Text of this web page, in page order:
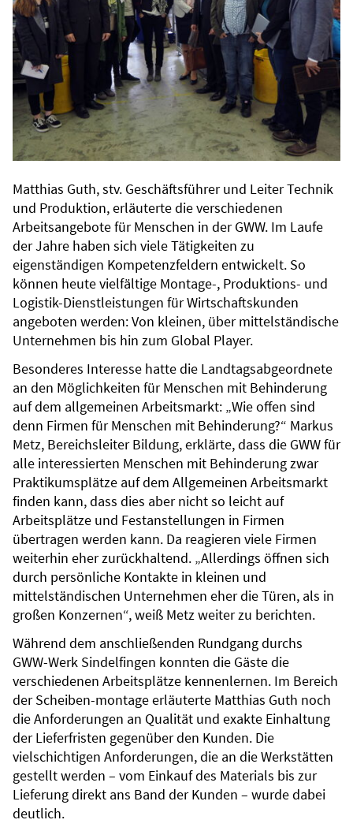
Matthias Guth, stv. Geschäftsführer und Leiter Technik
und Produktion, erläuterte die verschiedenen
Arbeitsangebote für Menschen in der GWW. Im Laufe
der Jahre haben sich viele Tätigkeiten zu
eigenständigen Kompetenzfeldern entwickelt. So
können heute vielfältige Montage-, Produktions- und
Logistik-Dienstleistungen für Wirtschaftskunden
angeboten werden: Von kleinen, über mittelständische
Unternehmen bis hin zum Global Player.
Besonderes Interesse hatte die Landtagsabgeordnete
an den Möglichkeiten für Menschen mit Behinderung
auf dem allgemeinen Arbeitsmarkt: „Wie offen sind
denn Firmen für Menschen mit Behinderung?“ Markus
Metz, Bereichsleiter Bildung, erklärte, dass die GWW für
alle interessierten Menschen mit Behinderung zwar
Praktikumsplätze auf dem Allgemeinen Arbeitsmarkt
finden kann, dass dies aber nicht so leicht auf
Arbeitsplätze und Festanstellungen in Firmen
übertragen werden kann. Da reagieren viele Firmen
weiterhin eher zurückhaltend. „Allerdings öffnen sich
durch persönliche Kontakte in kleinen und
mittelständischen Unternehmen eher die Türen, als in
großen Konzernen“, weiß Metz weiter zu berichten.
Während dem anschließenden Rundgang durchs
GWW-Werk Sindelfingen konnten die Gäste die
verschiedenen Arbeitsplätze kennenlernen. Im Bereich
der Scheiben-montage erläuterte Matthias Guth noch
die Anforderungen an Qualität und exakte Einhaltung
der Lieferfristen gegenüber den Kunden. Die
vielschichtigen Anforderungen, die an die Werkstätten
gestellt werden – vom Einkauf des Materials bis zur
Lieferung direkt ans Band der Kunden – wurde dabei
deutlich.